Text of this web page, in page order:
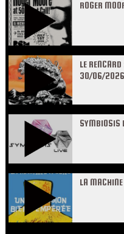
ROGER
LE
30/06/2026
SYMBIOSIS
LA